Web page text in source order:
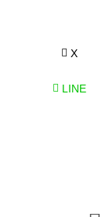
X
LINE